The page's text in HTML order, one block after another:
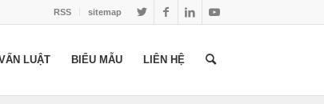
RSS sitemap
LUẬT BIỂU MẪU LIÊN HỆ